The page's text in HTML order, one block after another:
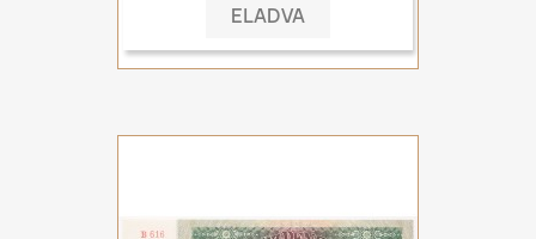
ELADVA